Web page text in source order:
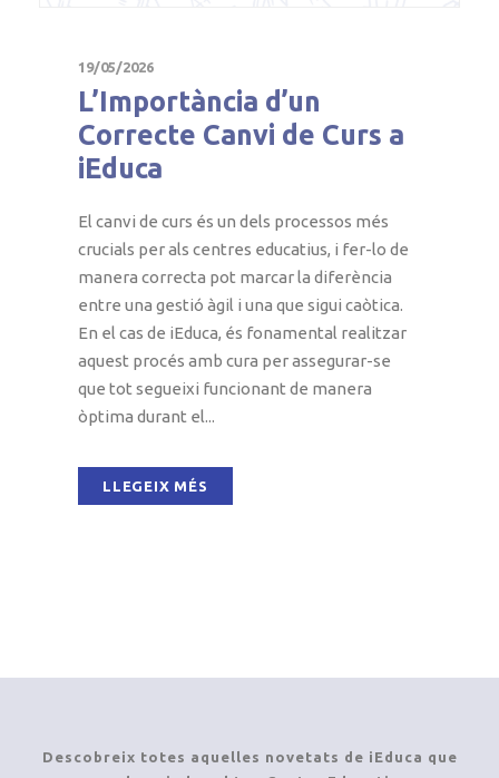
19/05/2026
L’Importància d’un
Correcte Canvi de Curs a
iEduca
El canvi de curs és un dels processos més
crucials per als centres educatius, i fer-lo de
manera correcta pot marcar la diferència
entre una gestió àgil i una que sigui caòtica.
En el cas de iEduca, és fonamental realitzar
aquest procés amb cura per assegurar-se
que tot segueixi funcionant de manera
òptima durant el...
LLEGEIX MÉS
Descobreix totes aquelles novetats de iEduca que